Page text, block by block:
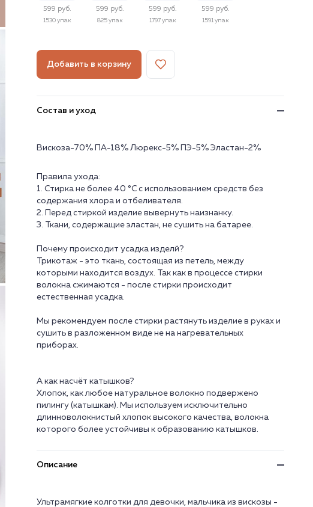
599 руб.
1530 упак
599 руб.
825 упак
599 руб.
1797 упак
599 руб.
1591 упак
Добавить в корзину
Состав и уход
Вискоза-70% ПА-18% Люрекс-5% ПЭ-5% Эластан-2%
Правила ухода:
1. Стирка не более 40 °C с использованием средств без
содержания хлора и отбеливателя.
2. Перед стиркой изделие вывернуть наизнанку.
3. Ткани, содержащие эластан, не сушить на батарее.
Почему происходит усадка изделй?
Трикотаж - это ткань, состоящая из петель, между
которыми находится воздух. Так как в процессе стирки
волокна сжимаются - после стирки происходит
естественная усадка.
Мы рекомендуем после стирки растянуть изделие в руках и
сушить в разложенном виде не на нагревательных
приборах.
А как насчёт катышков?
Хлопок, как любое натуральное волокно подвержено
пилингу (катышкам). Мы используем исключительно
длинноволокнистый хлопок высокого качества, волокна
Описание
Ультрамягкие колготки для девочки, мальчика из вискозы -